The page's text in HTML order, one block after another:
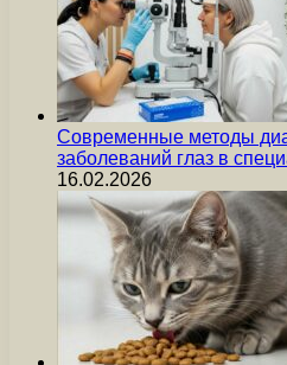
Современные методы
заболеваний глаз в
16.02.2026